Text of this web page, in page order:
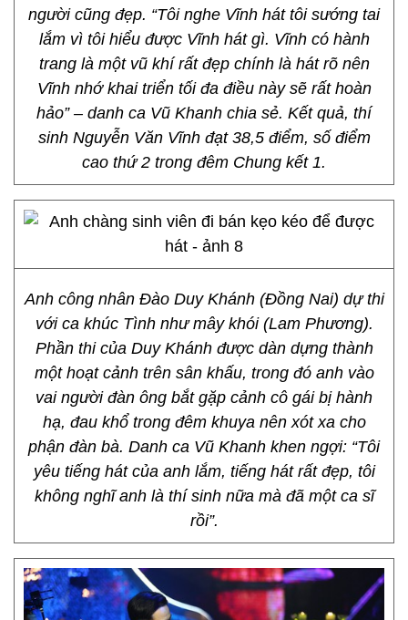
người cũng đẹp. “Tôi nghe Vĩnh hát tôi sướng tai
lắm vì tôi hiểu được Vĩnh hát gì. Vĩnh có hành
trang là một vũ khí rất đẹp chính là hát rõ nên
Vĩnh nhớ khai triển tối đa điều này sẽ rất hoàn
hảo” – danh ca Vũ Khanh chia sẻ. Kết quả, thí
sinh Nguyễn Văn Vĩnh đạt 38,5 điểm, số điểm
cao thứ 2 trong đêm Chung kết 1.
Anh công nhân Đào Duy Khánh (Đồng Nai) dự thi
với ca khúc Tình như mây khói (Lam Phương).
Phần thi của Duy Khánh được dàn dựng thành
một hoạt cảnh trên sân khấu, trong đó anh vào
vai người đàn ông bắt gặp cảnh cô gái bị hành
hạ, đau khổ trong đêm khuya nên xót xa cho
phận đàn bà. Danh ca Vũ Khanh khen ngợi: “Tôi
yêu tiếng hát của anh lắm, tiếng hát rất đẹp, tôi
không nghĩ anh là thí sinh nữa mà đã một ca sĩ
rồi”.